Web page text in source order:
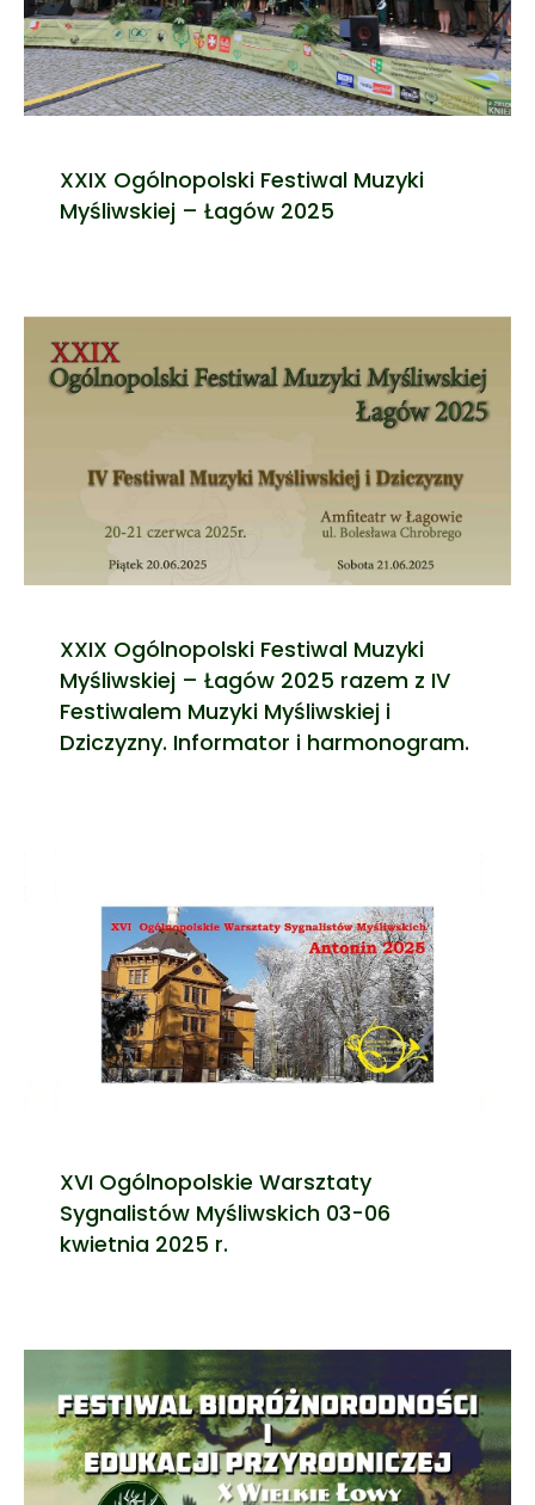
XXIX Ogólnopolski Festiwal Muzyki
Myśliwskiej – Łagów 2025
XXIX Ogólnopolski Festiwal Muzyki
Myśliwskiej – Łagów 2025 razem z IV
Festiwalem Muzyki Myśliwskiej i
Dziczyzny. Informator i harmonogram.
XVI Ogólnopolskie Warsztaty
Sygnalistów Myśliwskich 03-06
kwietnia 2025 r.